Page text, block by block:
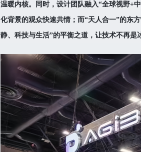
温暖内核。同时，设计团队融入“全球视野+
化背景的观众快速共情；而“天人合一”的东
静、科技与生活”的平衡之道，让技术不再是